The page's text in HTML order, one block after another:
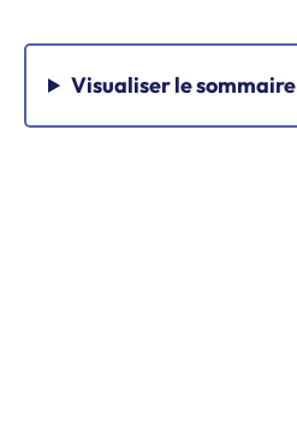
Visualiserle sommaire